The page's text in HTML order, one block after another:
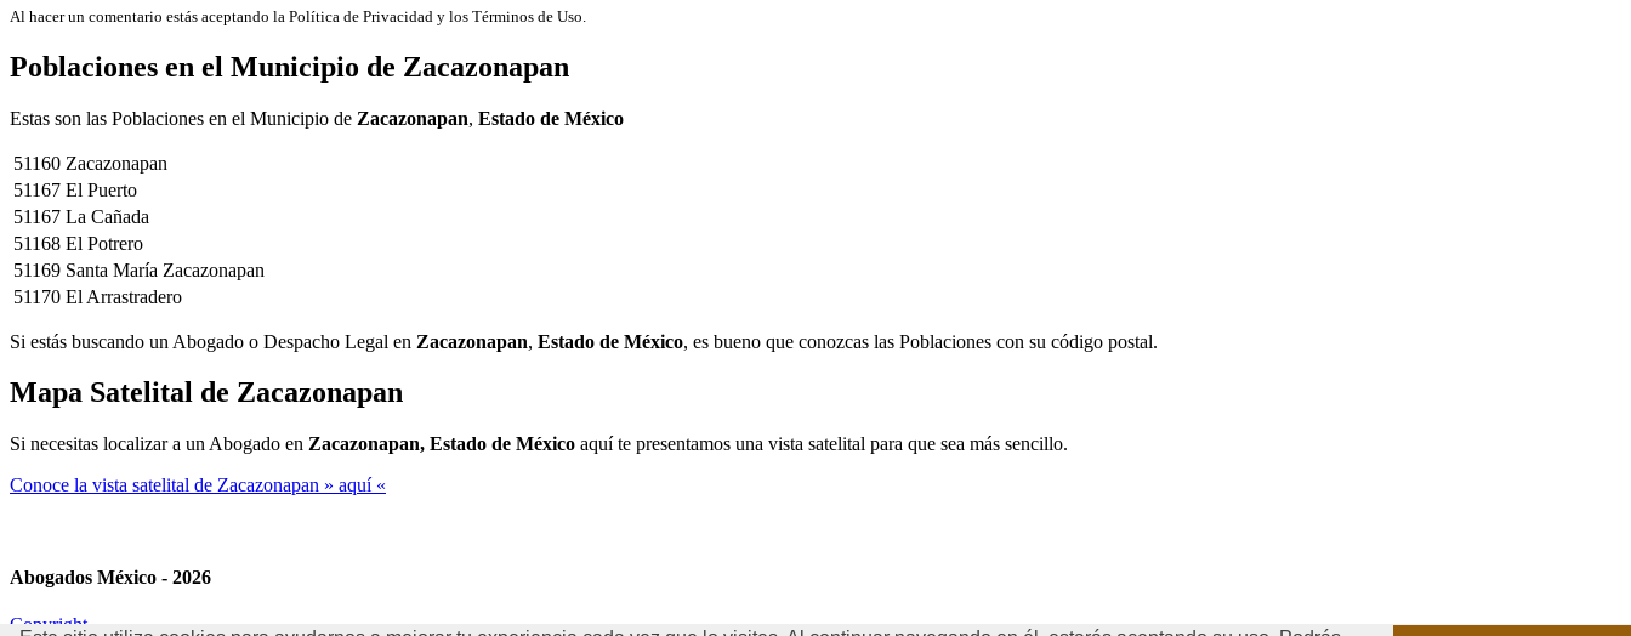
Al hacer un comentario estás aceptando la Política de Privacidad y los Términos de Uso.
Poblaciones en el Municipio de Zacazonapan
Estas son las Poblaciones en el Municipio de Zacazonapan, Estado de México
51160 Zacazonapan
51167 El Puerto
51167 La Cañada
51168 El Potrero
51169 Santa María Zacazonapan
51170 El Arrastradero
Si estás buscando un Abogado o Despacho Legal en Zacazonapan, Estado de México, es bueno que conozcas las Poblaciones con su código postal.
Mapa Satelital de Zacazonapan
Si necesitas localizar a un Abogado en Zacazonapan, Estado de México aquí te presentamos una vista satelital para que sea más sencillo.
Conoce la vista satelital de Zacazonapan » aquí «
Abogados México - 2026
Copyright